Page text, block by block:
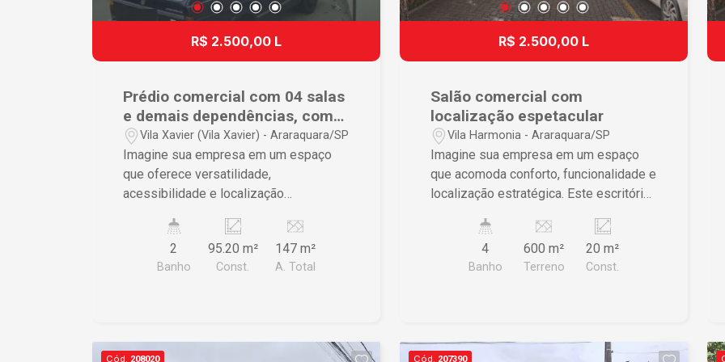
R$ 2.500,00 L
Prédio comercial com 04 salas
e demais dependências, com
ótima localização.
Vila Xavier (Vila Xavier) - Araraquara/SP
Imagine sua empresa em um espaço
que oferece versatilidade,
acessibilidade e localização
disponível para locação em Araraquara,
foi projetado para atender às
necessidades do seu negócio com
privacidade e produtividade ? Cozinha
2
Banho
95.20 m²
Const.
147 m²
A. Total
R$ 2.500,00 L
Salão comercial com
localização espetacular
Vila Harmonia - Araraquara/SP
Imagine sua empresa em um espaço
que acomoda conforto, funcionalidade e
localização estratégica. Este escritório
oportunidade perfeita para impulsionar
seu negócio. Características do Imóvel
• Sala ampla oferecendo um espaço
espera acolhedora garantindo uma
4
Banho
600 m²
Terreno
20 m²
Const.
Cód. 208020 Cód. 207390